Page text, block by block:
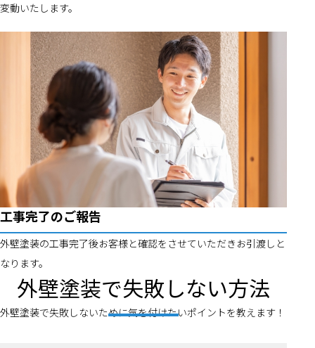
変動いたします。
工事完了のご報告
外壁塗装の工事完了後お客様と確認をさせていただきお引渡しと
なります。
外壁塗装で失敗しない方法
外壁塗装で失敗しないために気を付けたいポイントを教えます！